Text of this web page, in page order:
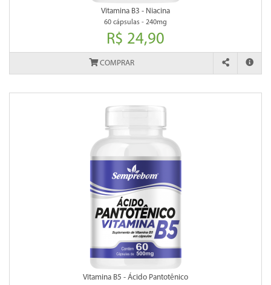
Vitamina B3 - Niacina
60 cápsulas - 240mg
R$ 24,90
COMPRAR
Vitamina B5 - Ácido Pantotênico